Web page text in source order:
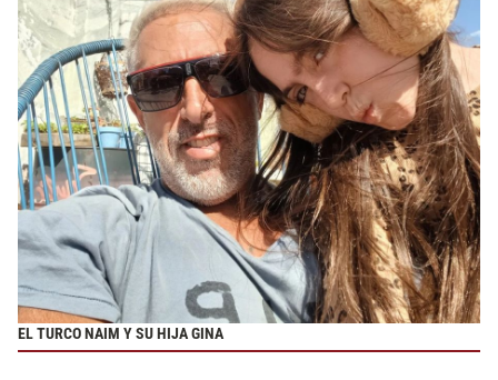
EL TURCO NAIM Y SU HIJA GINA